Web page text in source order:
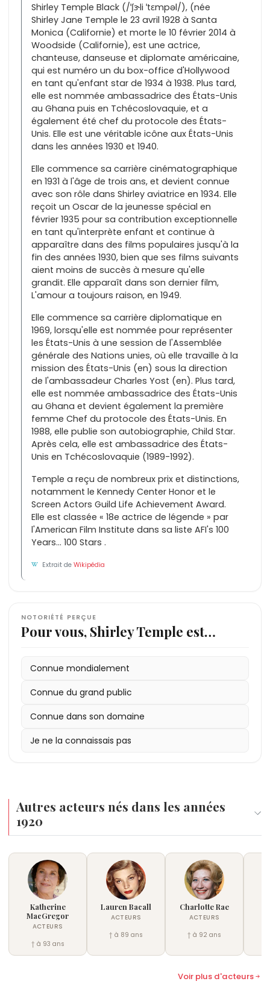
Shirley Temple Black (/ˈʃɝli ˈtɛmpəl/), (née
Shirley Jane Temple le 23 avril 1928 à Santa
Monica (Californie) et morte le 10 février 2014 à
Woodside (Californie), est une actrice,
chanteuse, danseuse et diplomate américaine,
qui est numéro un du box-office d'Hollywood
en tant qu'enfant star de 1934 à 1938. Plus tard,
elle est nommée ambassadrice des États-Unis
au Ghana puis en Tchécoslovaquie, et a
également été chef du protocole des États-
Unis. Elle est une véritable icône aux États-Unis
dans les années 1930 et 1940.
Elle commence sa carrière cinématographique
en 1931 à l'âge de trois ans, et devient connue
avec son rôle dans Shirley aviatrice en 1934. Elle
reçoit un Oscar de la jeunesse spécial en
février 1935 pour sa contribution exceptionnelle
en tant qu'interprète enfant et continue à
apparaître dans des films populaires jusqu'à la
fin des années 1930, bien que ses films suivants
aient moins de succès à mesure qu'elle
grandit. Elle apparaît dans son dernier film,
L'amour a toujours raison, en 1949.
Elle commence sa carrière diplomatique en
1969, lorsqu'elle est nommée pour représenter
les États-Unis à une session de l'Assemblée
générale des Nations unies, où elle travaille à la
mission des États-Unis (en) sous la direction
de l'ambassadeur Charles Yost (en). Plus tard,
elle est nommée ambassadrice des États-Unis
au Ghana et devient également la première
femme Chef du protocole des États-Unis. En
1988, elle publie son autobiographie, Child Star.
Après cela, elle est ambassadrice des États-
Unis en Tchécoslovaquie (1989-1992).
Temple a reçu de nombreux prix et distinctions,
notamment le Kennedy Center Honor et le
Screen Actors Guild Life Achievement Award.
Elle est classée « 18e actrice de légende » par
l'American Film Institute dans sa liste AFI's 100
Years... 100 Stars .
Extrait deWikipédia
NOTORIÉTÉ PERÇUE
Pour vous, Shirley Temple est…
Connue mondialement
Connue du grand public
Connue dans son domaine
Je ne la connaissais pas
Autres acteurs nés dans les années
1920
Katherine
MacGregor
ACTEURS
† à 93 ans
Lauren Bacall
ACTEURS
† à 89 ans
Charlotte Rae
ACTEURS
† à 92 ans
Voir plus d'acteurs